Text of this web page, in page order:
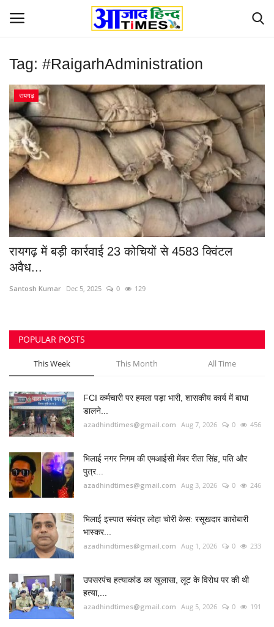
Login Register
Home
ओडिशा
Contact
देश-विदेश
छत्तीसगढ़ राज्य
दुनिया
सेहत
करियर
राशिफल
खेल
बिजनेस
फोटो
वीडियो
Tag: #RaigarhAdministration
रायगढ़
रायगढ़ में बड़ी कार्रवाई 23 कोचियों से 4583 क्विंटल
अवैध...
Santosh Kumar Dec 5, 2025 0 129
POPULAR POSTS
This Week This Month All Time
FCI कर्मचारी पर हमला पड़ा भारी, शासकीय कार्य में बाधा
डालने...
azadhindtimes@gmail.com Aug 7, 2026 0 456
भिलाई नगर निगम की एमआईसी मेंबर रीता सिंह, पति और
पुत्र...
azadhindtimes@gmail.com Aug 3, 2026 0 246
भिलाई इस्पात संयंत्र लोहा चोरी केस: रसूखदार कारोबारी
भास्कर...
azadhindtimes@gmail.com Aug 1, 2026 0 233
उपसरपंच हत्याकांड का खुलासा, लूट के विरोध पर की थी
हत्या,...
azadhindtimes@gmail.com Aug 5, 2026 0 191